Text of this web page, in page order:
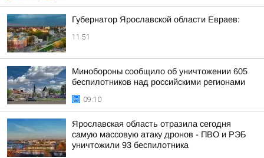
Губернатор Ярославской области Евраев:
11:51
Минобороны сообщило об уничтожении 605
беспилотников над российскими регионами
09:10
Ярославская область отразила сегодня
самую массовую атаку дронов - ПВО и РЭБ
уничтожили 93 беспилотника